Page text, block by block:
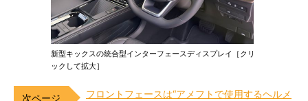
新型キックスの統合型インターフェースディスプレイ［クリ
ックして拡大］
フロントフェースは“アメフトで使用するヘルメ